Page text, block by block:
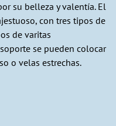
su belleza y valentía. El
con tres tipos de
de varitas
se pueden colocar
o velas estrechas.